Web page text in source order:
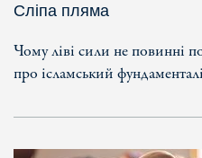
Сліпа пляма
Чому ліві сили не повинні
про ісламський